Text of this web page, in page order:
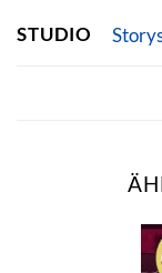
STUDIO